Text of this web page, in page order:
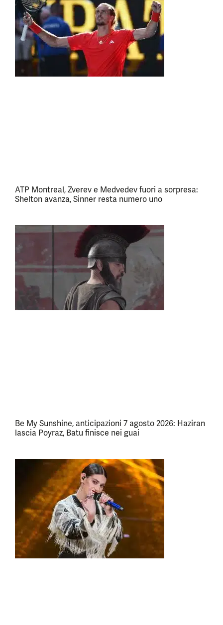
ATP Montreal, Zverev e Medvedev fuori a sorpresa:
Shelton avanza, Sinner resta numero uno
Be My Sunshine, anticipazioni 7 agosto 2026: Haziran
lascia Poyraz, Batu finisce nei guai